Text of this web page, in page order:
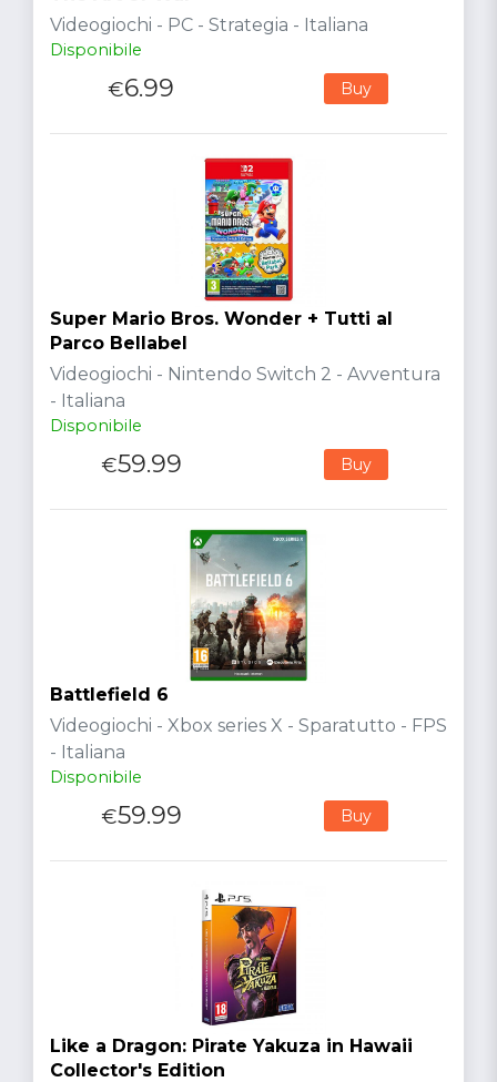
Videogiochi - PC - Strategia - Italiana
Disponibile
€6.99 Buy
Super Mario Bros. Wonder + Tutti al
Parco Bellabel
Videogiochi - Nintendo Switch 2 - Avventura
- Italiana
Disponibile
€59.99 Buy
Battlefield 6
Videogiochi - Xbox series X - Sparatutto - FPS
- Italiana
Disponibile
€59.99 Buy
Like a Dragon: Pirate Yakuza in Hawaii
Collector's Edition